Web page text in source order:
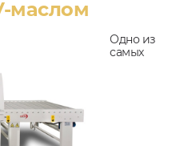
маслом
Одно из
самых